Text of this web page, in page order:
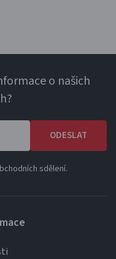
o našich
ODESLAT
sdělení.